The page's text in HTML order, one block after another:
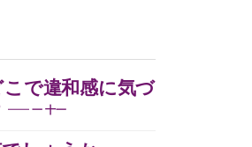
で違和感に気づ
一 十一